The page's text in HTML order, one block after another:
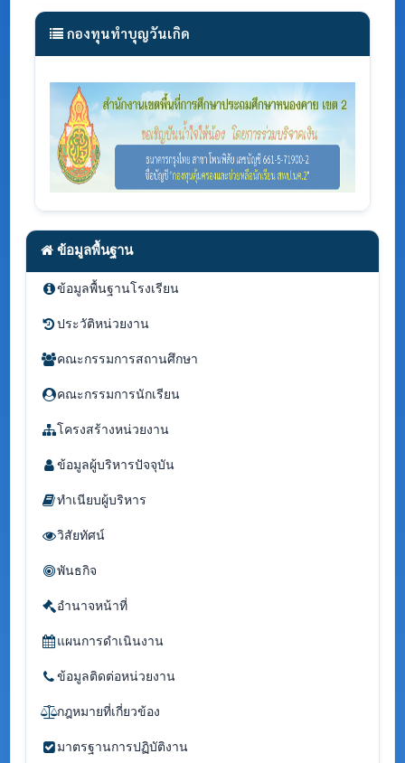
ข้อมูลพื้นฐาน
ข้อมูลพื้นฐานโรงเรียน
ประวัติหน่วยงาน
คณะกรรมการสถานศึกษา
คณะกรรมการนักเรียน
โครงสร้างหน่วยงาน
ข้อมูลผู้บริหารปัจจุบัน
ทำเนียบผู้บริหาร
วิสัยทัศน์
พันธกิจ
อำนาจหน้าที่
แผนการดำเนินงาน
ข้อมูลติดต่อหน่วยงาน
กฎหมายที่เกี่ยวข้อง
มาตรฐานการปฏิบัติงาน
กองทุนทำบุญวันเกิด